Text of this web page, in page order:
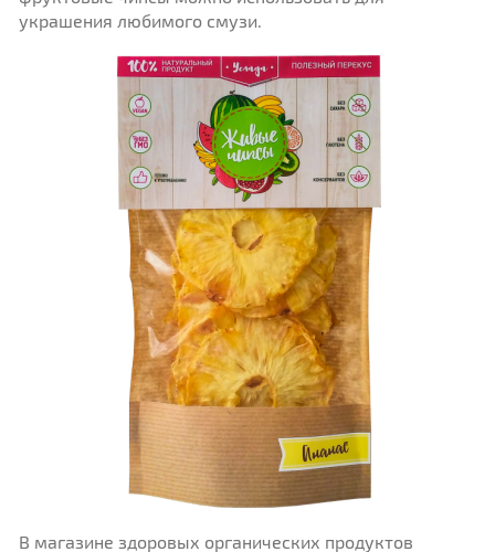
украшения любимого смузи.
В магазине здоровых органических продуктов